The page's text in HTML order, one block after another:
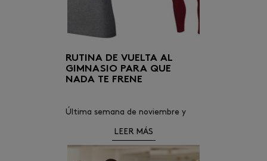
RUTINA DE VUELTA AL
GIMNASIO PARA QUE
NADA TE FRENE
Última semana de noviembre y
Navidad. Y si te estás
replanteando volver a empezar en
el gimnasio, este es tu momento.
LEER MÁS